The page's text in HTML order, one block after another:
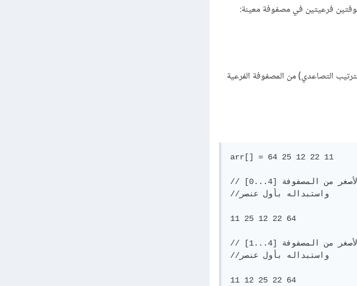
فرعيتين في مصفوفة معينة:
التصاعدي) من المصفوفة الفرعية
arr[] = 64 25 12 22 11
// [0...4] إيجاد العنصر الأصغر من المصفوفة
//واستبداله بأول عنصر
11 25 12 22 64
// [1...4] إيجاد العنصر الأصغر من المصفوفة
//واستبداله بأول عنصر
11 12 25 22 64